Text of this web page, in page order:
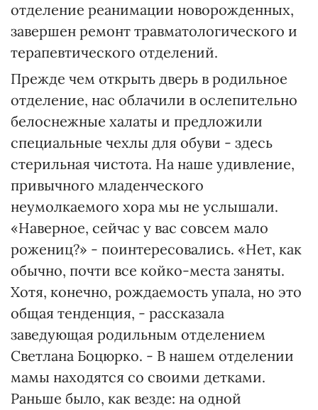
отделение реанимации новорожденных,
завершен ремонт травматологического и
терапевтического отделений.
Прежде чем открыть дверь в родильное
отделение, нас облачили в ослепительно
белоснежные халаты и предложили
специальные чехлы для обуви - здесь
стерильная чистота. На наше удивление,
привычного младенческого
неумолкаемого хора мы не услышали.
«Наверное, сейчас у вас совсем мало
рожениц?» - поинтересовались. «Нет, как
обычно, почти все койко-места заняты.
Хотя, конечно, рождаемость упала, но это
общая тенденция, - рассказала
заведующая родильным отделением
Светлана Боцюрко. - В нашем отделении
мамы находятся со своими детками.
Раньше было, как везде: на одной